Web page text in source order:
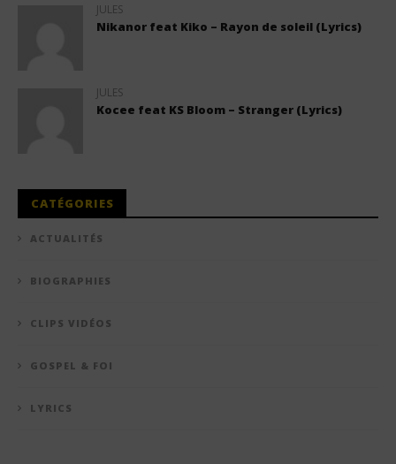
JULES
Nikanor feat Kiko – Rayon de soleil (Lyrics)
JULES
Kocee feat KS Bloom – Stranger (Lyrics)
CATÉGORIES
ACTUALITÉS
BIOGRAPHIES
CLIPS VIDÉOS
GOSPEL & FOI
LYRICS